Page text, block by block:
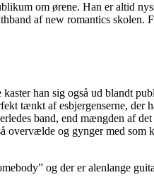
om ørene. Han er altid
af new romantics skolen.
han sig også ud blandt
tænkt af esbjergenserne, der
band, end mængden af
overvælde og gynger med
og der er alenlange